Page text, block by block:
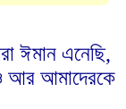
ঈমান এনেছি,
আর আমাদেরকে